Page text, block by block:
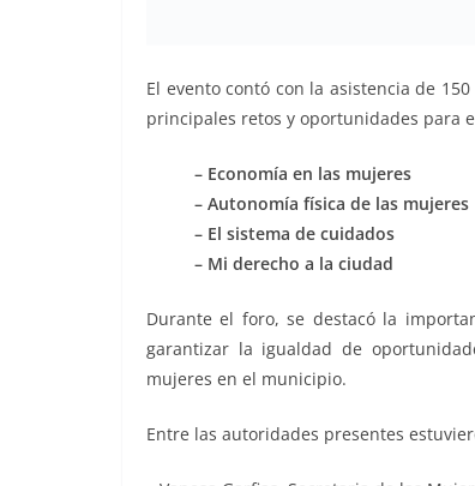
El evento contó con la asistencia de
principales retos y oportunidades para
– Economía en las mujeres
– Autonomía física de las mujeres
– El sistema de cuidados
– Mi derecho a la ciudad
Durante el foro, se destacó la
garantizar la igualdad de
mujeres en el municipio.
Entre las autoridades presentes